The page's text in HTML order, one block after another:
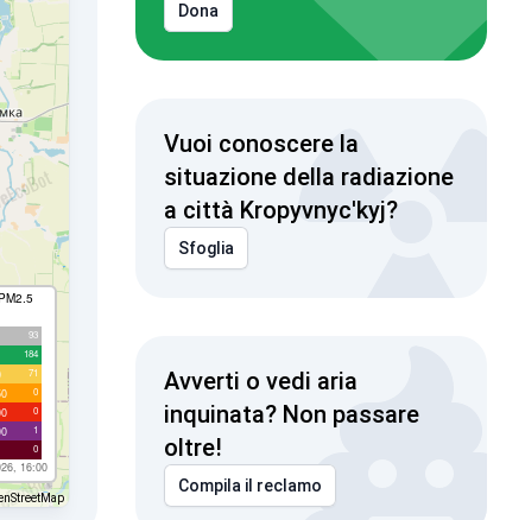
93
184
71
0
0
1
0
16:00
Dona
Vuoi conoscere la
situazione della radiazione
a città Kropyvnyc'kyj?
Sfoglia
Avverti o vedi aria
inquinata? Non passare
oltre!
Compila il reclamo